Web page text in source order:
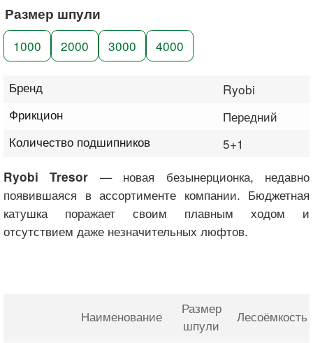
Размер шпули
1000 2000 3000 4000
Бренд
Ryobi
Фрикцион
Передний
Количество подшипников
5+1
Ryobi Tresor — новая безынерционка, недавно
появившаяся в ассортименте компании. Бюджетная
катушка поражает своим плавным ходом и
отсутствием даже незначительных люфтов.
Наименование
Размер
шпули
Лесоёмкость